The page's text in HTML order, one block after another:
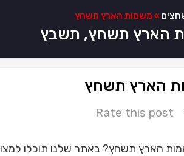
» משמות הארץ תשחץ
הארץ תשחץ, תשבץ
הארץ תשחץ
Rate this post
הארץ תשחץ? באתר שלנו תוכלו